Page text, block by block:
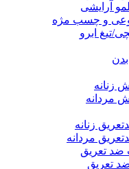
آرایشی
و چسب مژه
تیغ ابرو
زنانه
مردانه
زنانه
مردانه
ضد تعریق
تعریق